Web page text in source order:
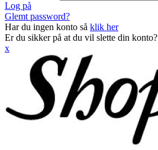
Log på
Glemt password?
Har du ingen konto så klik her
Er du sikker på at du vil slette din konto?
x